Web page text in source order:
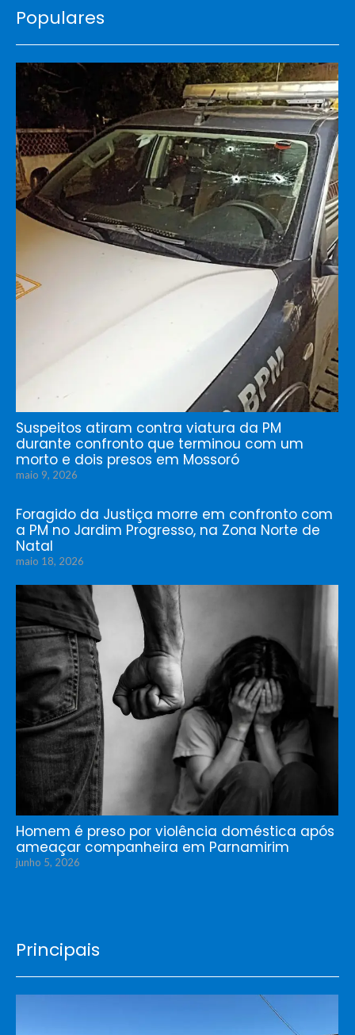
Populares
Suspeitos atiram contra viatura da PM
durante confronto que terminou com um
morto e dois presos em Mossoró
maio 9, 2026
Foragido da Justiça morre em confronto com
a PM no Jardim Progresso, na Zona Norte de
Natal
maio 18, 2026
Homem é preso por violência doméstica após
ameaçar companheira em Parnamirim
junho 5, 2026
Principais